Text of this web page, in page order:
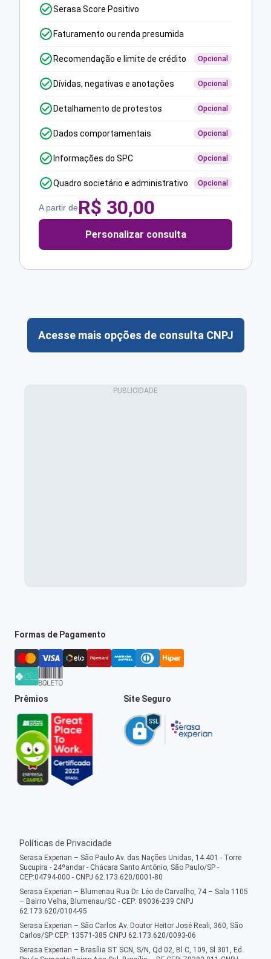
Serasa Score Positivo
Faturamento ou renda presumida
Recomendação e limite de crédito Opcional
Dívidas, negativas e anotações Opcional
Detalhamento de protestos Opcional
Dados comportamentais Opcional
Informações do SPC Opcional
Quadro societário e administrativo Opcional
A partir deR$ 30,00
Personalizar consulta
Acesse mais opções de consulta CNPJ
Formas de Pagamento
Prêmios Site Seguro
Políticas de Privacidade
Serasa Experian – São Paulo Av. das Nações Unidas, 14.401 - Torre
Sucupira - 24ºandar - Chácara Santo Antônio, São Paulo/SP -
CEP:04794-000 - CNPJ 62.173.620/0001-80
Serasa Experian – Blumenau Rua Dr. Léo de Carvalho, 74 – Sala 1105
– Bairro Velha, Blumenau/SC - CEP: 89036-239 CNPJ
62.173.620/0104-95
Serasa Experian – São Carlos Av. Doutor Heitor José Reali, 360, São
Carlos/SP CEP: 13571-385 CNPJ 62.173.620/0093-06
Serasa Experian – Brasília ST SCN, S/N, Qd 02, Bl C, 109, Sl 301, Ed.